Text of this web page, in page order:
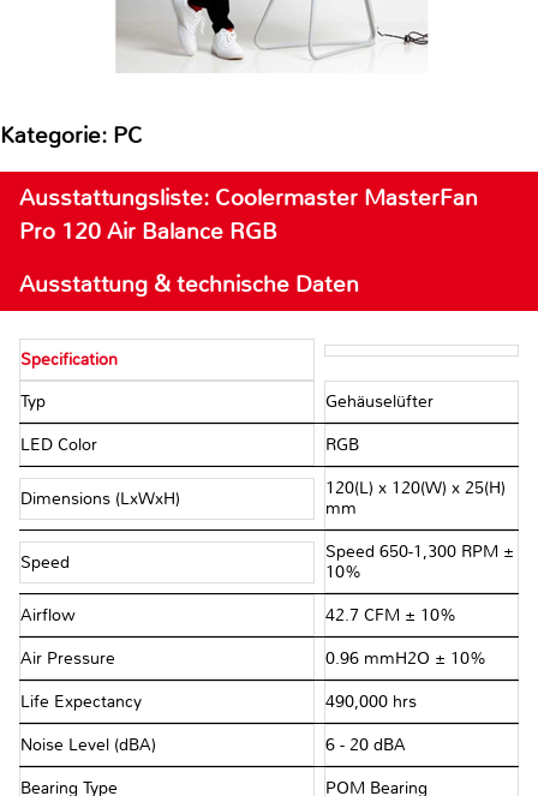
Kategorie: PC
Ausstattungsliste: Coolermaster MasterFan
Pro 120 Air Balance RGB
Ausstattung & technische Daten
Specification
Typ Gehäuselüfter
LED Color RGB
Dimensions (LxWxH)
120(L) x 120(W) x 25(H)
mm
Speed
Speed 650-1,300 RPM ±
10%
Airflow 42.7 CFM ± 10%
Air Pressure 0.96 mmH2O ± 10%
Life Expectancy 490,000 hrs
Noise Level (dBA) 6 - 20 dBA
Bearing Type POM Bearing